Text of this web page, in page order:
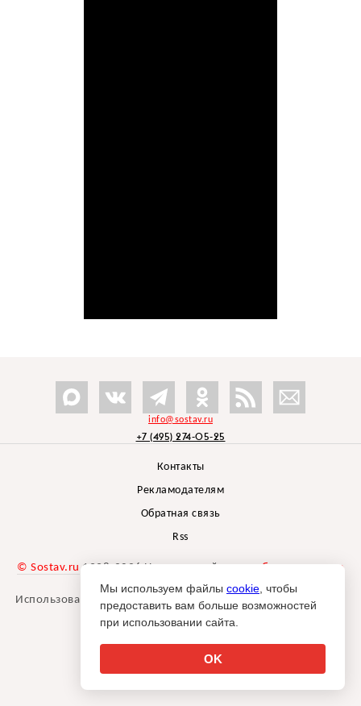
info@sostav.ru
+7 (495) 274-05-25
Контакты
Рекламодателям
Обратная связь
Rss
© Sostav.ru 1998-2026 Независимый проектбрендингового
агентства Depot
Использование материалов Sostav.ru допустимо только при
указании источника.
Мы используем файлы cookie , чтобы
предоставить вам больше возможностей
при использовании сайта.
OK